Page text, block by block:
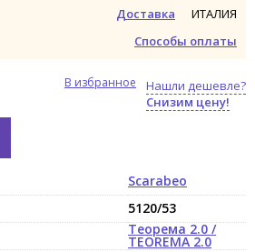
Доставка
Способы оплаты
ИТАЛИЯ
Нашли дешевле?
Снизим цену!
В избранное
Scarabeo
5120/53
Теорема 2.0 /
TEOREMA 2.0